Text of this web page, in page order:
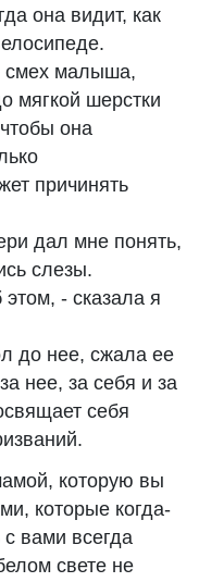
она видит, как
смех малыша,
мягкой шерстки
она
причинять
дал мне понять,
слезы.
- сказала я
до нее, сжала ее
нее, за себя и за
себя
которую вы
которые когда-
вами всегда
свете не